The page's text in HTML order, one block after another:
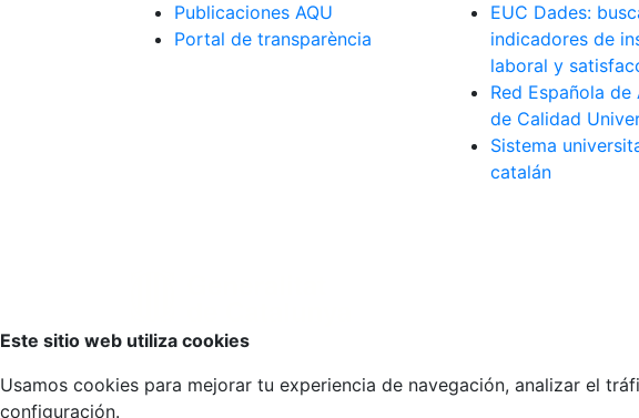
Publicaciones AQU
Portal de transparència
EUC Dades:
indicadores de
laboral y
Red Española de
de Calidad
Sistema
catalán
Volver arriba
Este sitio web utiliza cookies
Usamos cookies para mejorar tu experiencia de navegación, analizar el
configuración.